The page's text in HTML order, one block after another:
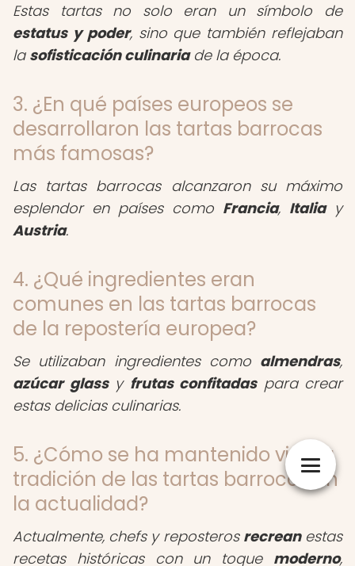
Estas tartas no solo eran un símbolo de
estatus y poder, sino que también reflejaban
la sofisticación culinariade la época.
3. ¿En qué países europeos se
desarrollaron las tartas barrocas
más famosas?
Las tartas barrocas alcanzaron su máximo
esplendor en países como Francia, Italiay
Austria.
4. ¿Qué ingredientes eran
comunes en las tartas barrocas
de la repostería europea?
Se utilizaban ingredientes como almendras,
azúcar glassy frutas confitadaspara crear
estas delicias culinarias.
5. ¿Cómo se ha mantenido viva la
tradición de las tartas barrocas en
la actualidad?
Actualmente, chefs y reposteros recreanestas
recetas históricas con un toque moderno,